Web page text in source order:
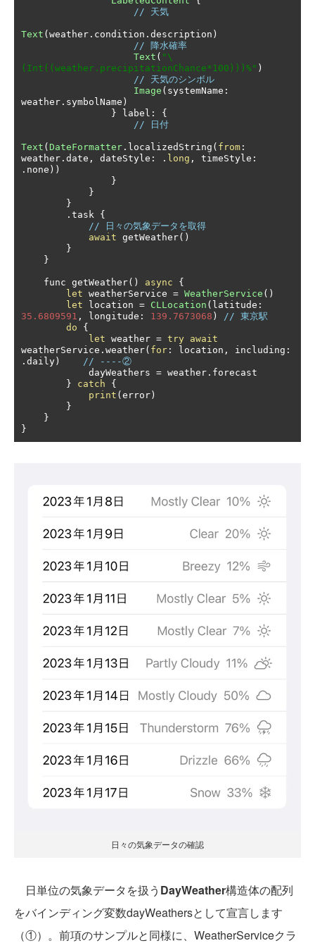
// 天気
Text ( weather . condition . description )
// 降水確率
Text ( "\
(Int((weather.precipitationChance*100)))%" )
// 天気のシンボル
Image ( systemName :
weather . symbolName )
} label :
{
// 日付
Text ( DateFormatter . localizedString ( from :
weather . date , dateStyle : . long , timeStyle :
. none ))
}
}
}
. task {
// 日々の気象データを取得
await getWeather()
}
}
    func getWeather
() async
{
let weatherService = WeatherService ()
let location = CLLocation ( latitude :
35.6809591 , longitude : 139.7673068 )
// 東京駅
do
{
let weather = try
await
weatherService . weather( for : location , including :
. daily )
// ----②
            dayWeathers
= weather . forecast
}
catch
{
print ( error )
}
}
}
日々の気象データの確認
日単位の気象データを扱う DayWeather構造体の配列
をバインディング変数dayWeathersとして宣言します
（①）。前項のサンプルと同様に、WeatherServiceクラ